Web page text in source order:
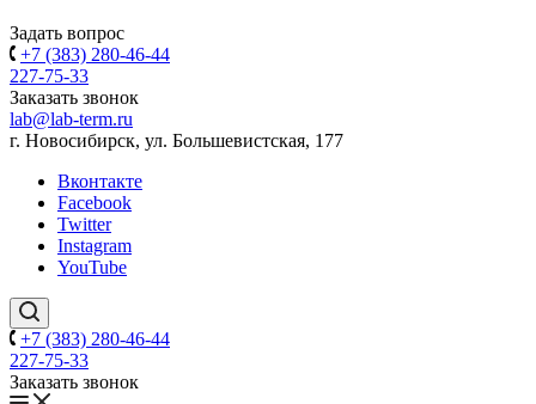
Задать вопрос
+7 (383) 280-46-44
227-75-33
Заказать звонок
lab@lab-term.ru
г. Новосибирск, ул. Большевистская, 177
Вконтакте
Facebook
Twitter
Instagram
YouTube
+7 (383) 280-46-44
227-75-33
Заказать звонок